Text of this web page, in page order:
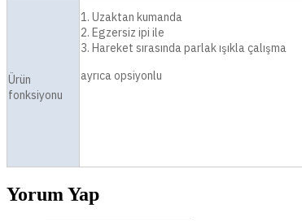
Ürün
fonksiyonu
1. Uzaktan kumanda
2. Egzersiz ipi ile
3. Hareket sırasında parlak ışıkla çalışma
ayrıca opsiyonlu
Yorum Yap